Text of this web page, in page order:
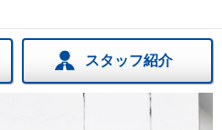
スタッフ紹介